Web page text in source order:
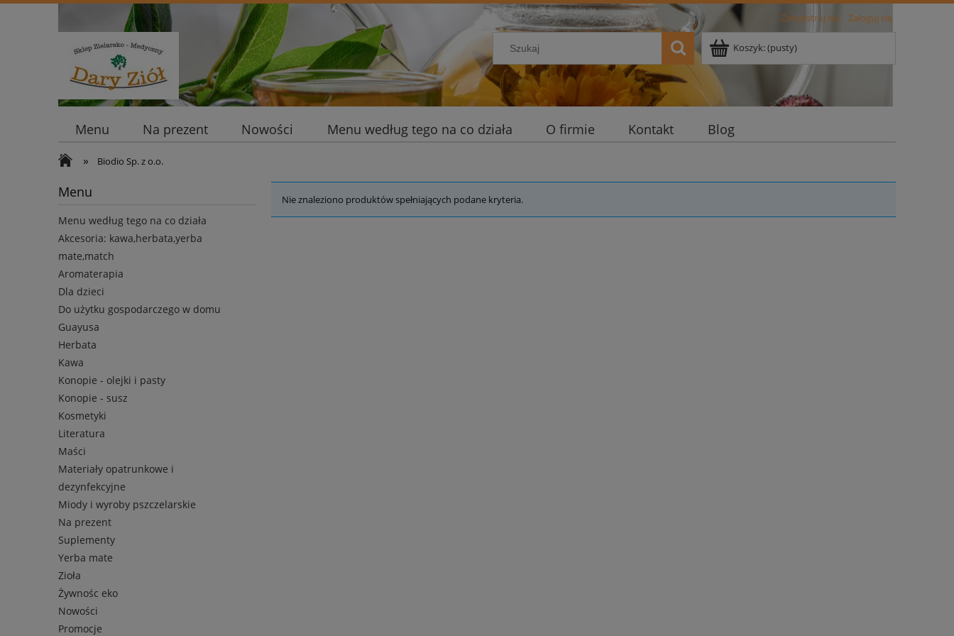
Zarejestruj się Zaloguj się
Koszyk:(pusty)
Menu Na prezent Nowości Menu według tego na co działa O firmie Kontakt Blog
» Biodio Sp. z o.o.
Menu
Menu według tego na co działa
Akcesoria: kawa,herbata,yerba
mate,match
Aromaterapia
Dla dzieci
Do użytku gospodarczego w domu
Guayusa
Herbata
Kawa
Konopie - olejki i pasty
Konopie - susz
Kosmetyki
Literatura
Maści
Materiały opatrunkowe i
dezynfekcyjne
Miody i wyroby pszczelarskie
Na prezent
Suplementy
Yerba mate
Zioła
Żywnośc eko
Nowości
Promocje
Nie znaleziono produktów spełniających podane kryteria.